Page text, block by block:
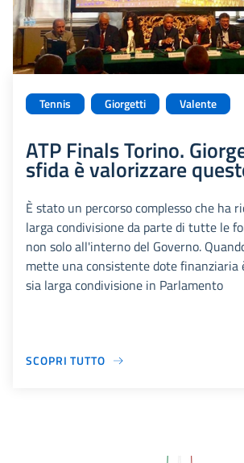
Tennis Giorgetti Valente
ATP Finals Torino.
sfida è valorizzare
È stato un percorso complesso che ha
larga condivisione da parte di tutte le
non solo all'interno del Governo.
mette una consistente dote finanziaria
sia larga condivisione in Parlamento
SCOPRI TUTTO